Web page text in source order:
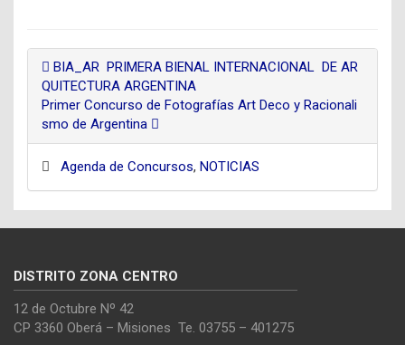
BIA_AR PRIMERA BIENAL INTERNACIONAL DE AR
QUITECTURA ARGENTINA
Primer Concurso de Fotografías Art Deco y Racionali
smo de Argentina
Agenda de Concursos, NOTICIAS
DISTRITO ZONA CENTRO
12 de Octubre Nº 42
CP 3360 Oberá – Misiones Te. 03755 – 401275